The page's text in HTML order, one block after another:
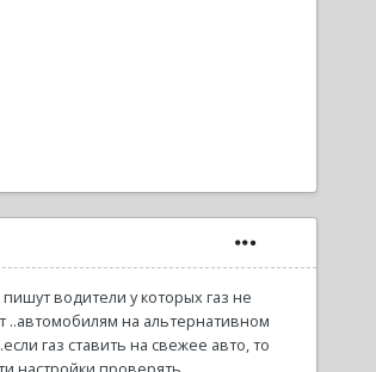
водители у которых газ не
..автомобилям на альтернативном
газ ставить на свежее авто, то